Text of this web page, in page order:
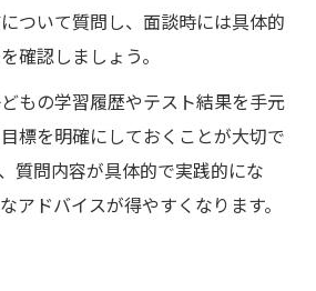
ついて質問し、面談時には具体的
確認しましょう。
もの学習履歴やテスト結果を手元
標を明確にしておくことが大切で
質問内容が具体的で実践的にな
アドバイスが得やすくなります。